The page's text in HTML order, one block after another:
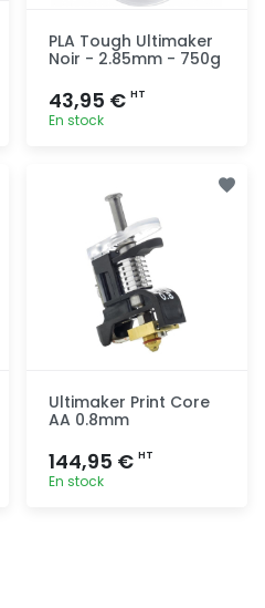
PLA Tough Ultimaker
Noir - 2.85mm - 750g
43,95 € HT
En stock
Ultimaker Print Core
AA 0.8mm
144,95 € HT
En stock